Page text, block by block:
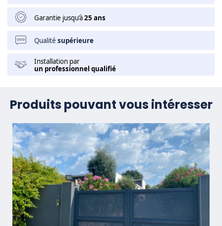
Garantie jusqu’à25 ans
Qualité supérieure
Installation par
un professionnel qualifié
Produits pouvant vous intéresser